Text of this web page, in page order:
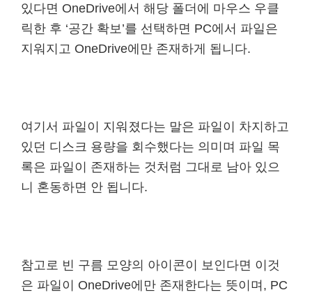
있다면 OneDrive에서 해당 폴더에 마우스 우클
릭한 후 ‘공간 확보’를 선택하면 PC에서 파일은
지워지고 OneDrive에만 존재하게 됩니다.
여기서 파일이 지워졌다는 말은 파일이 차지하고
있던 디스크 용량을 회수했다는 의미며 파일 목
록은 파일이 존재하는 것처럼 그대로 남아 있으
니 혼동하면 안 됩니다.
참고로 빈 구름 모양의 아이콘이 보인다면 이것
은 파일이 OneDrive에만 존재한다는 뜻이며, PC